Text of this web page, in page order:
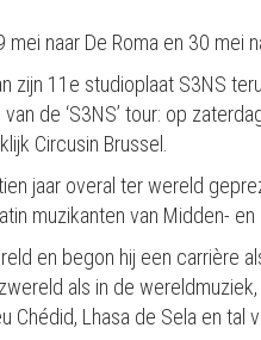
naar De Roma en 30 mei
11e studioplaat S3NS
de ‘S3NS’ tour: op
Circusin Brussel.
jaar overal ter wereld
muzikanten van Midden- en
en begon hij een carrière
als in de
Chédid, Lhasa de Sela en